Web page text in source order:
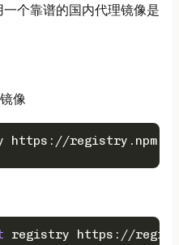
个靠谱的国内代理镜像是
像
https://
registry https://